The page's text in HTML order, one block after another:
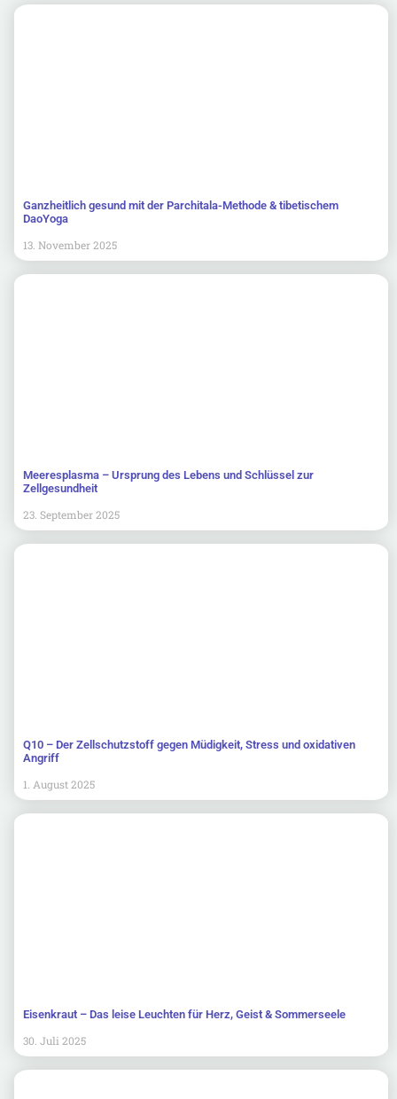
Ganzheitlich gesund mit der Parchitala-Methode & tibetischem
DaoYoga
13. November 2025
Meeresplasma – Ursprung des Lebens und Schlüssel zur
Zellgesundheit
23. September 2025
Q10 – Der Zellschutzstoff gegen Müdigkeit, Stress und oxidativen
Angriff
1. August 2025
Eisenkraut – Das leise Leuchten für Herz, Geist & Sommerseele
30. Juli 2025